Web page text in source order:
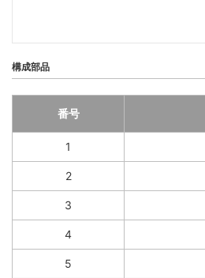
構成部品
番号
1
2
3
4
5